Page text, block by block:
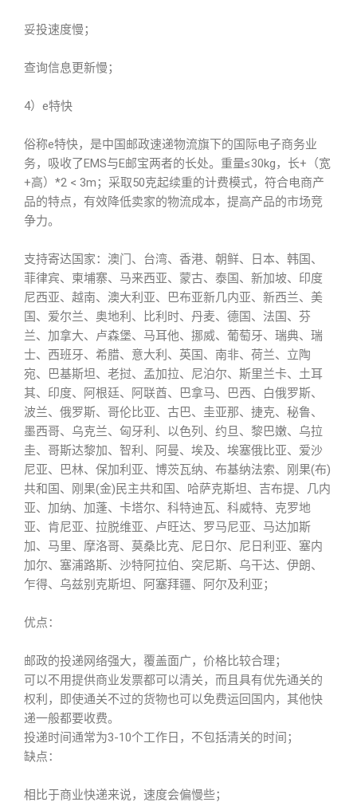
妥投速度慢；
查询信息更新慢；
4）e特快
俗称e特快，是中国邮政速递物流旗下的国际电子商务业
务，吸收了EMS与E邮宝两者的长处。重量≤30kg，长+（宽
+高）*2 < 3m；采取50克起续重的计费模式，符合电商产
品的特点，有效降低卖家的物流成本，提高产品的市场竞
争力。
支持寄达国家：澳门、台湾、香港、朝鲜、日本、韩国、
菲律宾、柬埔寨、马来西亚、蒙古、泰国、新加坡、印度
尼西亚、越南、澳大利亚、巴布亚新几内亚、新西兰、美
国、爱尔兰、奥地利、比利时、丹麦、德国、法国、芬
兰、加拿大、卢森堡、马耳他、挪威、葡萄牙、瑞典、瑞
士、西班牙、希腊、意大利、英国、南非、荷兰、立陶
宛、巴基斯坦、老挝、孟加拉、尼泊尔、斯里兰卡、土耳
其、印度、阿根廷、阿联酋、巴拿马、巴西、白俄罗斯、
波兰、俄罗斯、哥伦比亚、古巴、圭亚那、捷克、秘鲁、
墨西哥、乌克兰、匈牙利、以色列、约旦、黎巴嫩、乌拉
圭、哥斯达黎加、智利、阿曼、埃及、埃塞俄比亚、爱沙
尼亚、巴林、保加利亚、博茨瓦纳、布基纳法索、刚果(布)
共和国、刚果(金)民主共和国、哈萨克斯坦、吉布提、几内
亚、加纳、加蓬、卡塔尔、科特迪瓦、科威特、克罗地
亚、肯尼亚、拉脱维亚、卢旺达、罗马尼亚、马达加斯
加、马里、摩洛哥、莫桑比克、尼日尔、尼日利亚、塞内
加尔、塞浦路斯、沙特阿拉伯、突尼斯、乌干达、伊朗、
乍得、乌兹别克斯坦、阿塞拜疆、阿尔及利亚；
优点：
邮政的投递网络强大，覆盖面广，价格比较合理；
可以不用提供商业发票都可以清关，而且具有优先通关的
权利，即使通关不过的货物也可以免费运回国内，其他快
递一般都要收费。
投递时间通常为3-10个工作日，不包括清关的时间；
缺点：
相比于商业快递来说，速度会偏慢些；